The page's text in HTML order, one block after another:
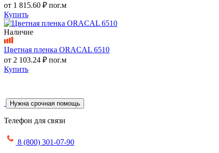
от 1 815.60 ₽ пог.м
Купить
Наличие
Цветная пленка ORACAL 6510
от 2 103.24 ₽ пог.м
Купить
Нужна срочная помощь
Телефон для связи
8 (800) 301-07-90